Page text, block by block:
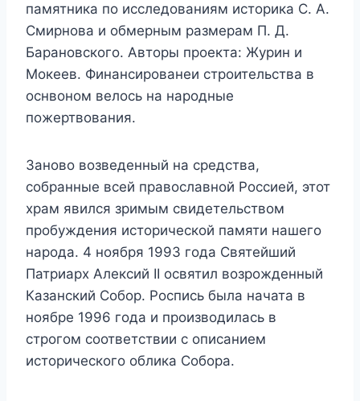
памятника по исследованиям историка С. А.
Смирнова и обмерным размерам П. Д.
Барановского. Авторы проекта: Журин и
Мокеев. Финансированеи строительства в
оснвоном велось на народные
пожертвования.
Заново возведенный на средства,
собранные всей православной Россией, этот
храм явился зримым свидетельством
пробуждения исторической памяти нашего
народа. 4 ноября 1993 года Святейший
Патриарх Алексий II освятил возрожденный
Казанский Собор. Роспись была начата в
ноябре 1996 года и производилась в
строгом соответствии с описанием
исторического облика Собора.